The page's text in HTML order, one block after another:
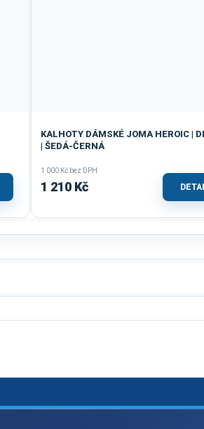
KALHOTY DÁMSKÉ JOMA HEROIC |
| ŠEDÁ-ČERNÁ
1 000 Kč bez DPH
1 210 Kč